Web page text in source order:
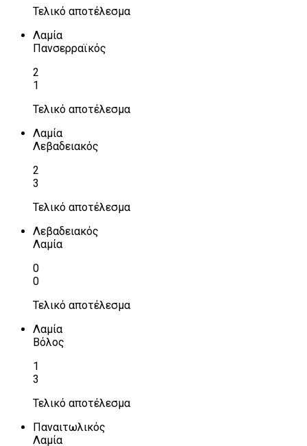
Τελικό αποτέλεσμα
Λαμία
Πανσερραϊκός
2
1
Τελικό αποτέλεσμα
Λαμία
Λεβαδειακός
2
3
Τελικό αποτέλεσμα
Λεβαδειακός
Λαμία
0
0
Τελικό αποτέλεσμα
Λαμία
Βόλος
1
3
Τελικό αποτέλεσμα
Παναιτωλικός
Λαμία